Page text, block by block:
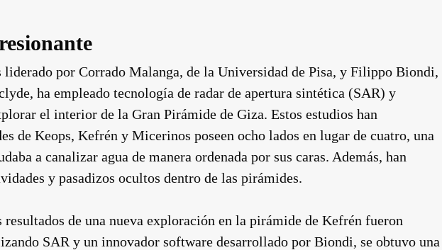
liderado por Corrado Malanga, de la Universidad de Pisa, y Filippo Biondi,
ha empleado tecnología de radar de apertura sintética (SAR) y
el interior de la Gran Pirámide de Giza. Estos estudios han
de Keops, Kefrén y Micerinos poseen ocho lados en lugar de cuatro, una
a canalizar agua de manera ordenada por sus caras. Además, han
y pasadizos ocultos dentro de las pirámides.
de una nueva exploración en la pirámide de Kefrén fueron
SAR y un innovador software desarrollado por Biondi, se obtuvo una